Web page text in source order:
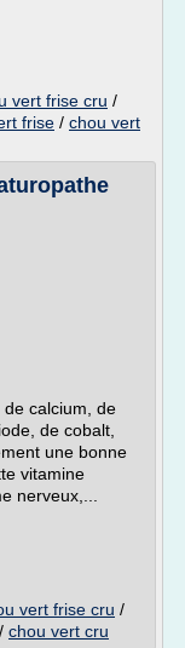
vert frise cru /
frise / chou vert
calcium, de
de cobalt,
une bonne
vitamine
nerveux,...
vert frise cru /
/ chou vert cru